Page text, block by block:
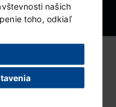
našich
toho, odkiaľ
ZOBRAZIŤ